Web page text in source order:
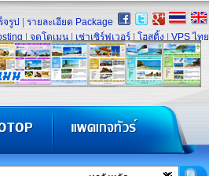
จรูป
รายละเอียด Package
จดโดเมน เช่าเซิร์ฟเวอร์ โฮสติ้ง VPS ไทย